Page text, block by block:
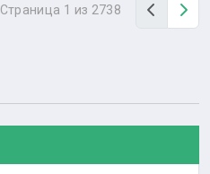
Страница 1 из 2738 Назад